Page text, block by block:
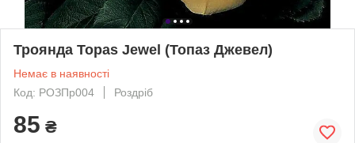
Троянда Topas Jewel (Топаз Джевел)
Немає в наявності
Код: РОЗПр004
Роздріб
85 ₴